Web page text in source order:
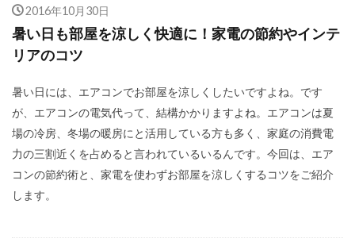
2016年10月30日
暑い日も部屋を涼しく快適に！家電の節約やインテ
リアのコツ
暑い日には、エアコンでお部屋を涼しくしたいですよね。です
が、エアコンの電気代って、結構かかりますよね。エアコンは夏
場の冷房、冬場の暖房にと活用している方も多く、家庭の消費電
力の三割近くを占めると言われているいるんです。今回は、エア
コンの節約術と、家電を使わずお部屋を涼しくするコツをご紹介
します。